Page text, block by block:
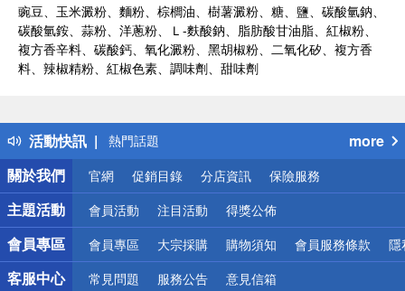
豌豆、玉米澱粉、麵粉、棕櫚油、樹薯澱粉、糖、鹽、碳酸氫鈉、
碳酸氫銨、蒜粉、洋蔥粉、Ｌ-麩酸鈉、脂肪酸甘油脂、紅椒粉、
複方香辛料、碳酸鈣、氧化澱粉、黑胡椒粉、二氧化矽、複方香
料、辣椒精粉、紅椒色素、調味劑、甜味劑
活動快訊
得獎公告
熱門話題
銀行優惠
偏遠地區配送
詐騙網頁！請小心！
more
關於我們
官網 促銷目錄 分店資訊 保險服務
主題活動 會員活動 注目活動 得獎公佈
會員專區 會員專區 大宗採購 購物須知 會員服務條款 隱
客服中心 常見問題 服務公告 意見信箱